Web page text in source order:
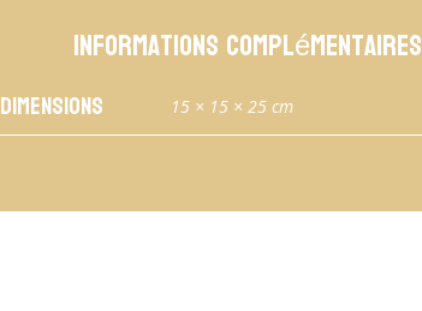
Informations complémentaires
Dimensions 15 × 15 × 25 cm